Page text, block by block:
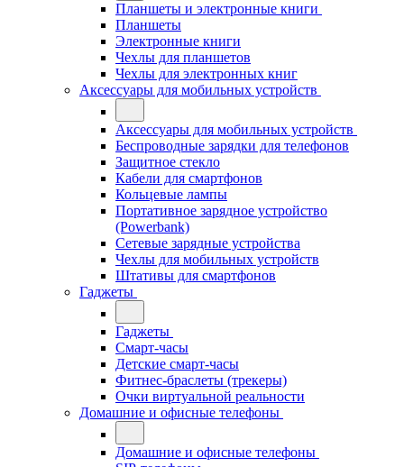
Планшеты и электронные книги
Планшеты
Электронные книги
Чехлы для планшетов
Чехлы для электронных книг
Аксессуары для мобильных устройств
Аксессуары для мобильных устройств
Беспроводные зарядки для телефонов
Защитное стекло
Кабели для смартфонов
Кольцевые лампы
Портативное зарядное устройство
(Powerbank)
Сетевые зарядные устройства
Чехлы для мобильных устройств
Штативы для смартфонов
Гаджеты
Гаджеты
Смарт-часы
Детские смарт-часы
Фитнес-браслеты (трекеры)
Очки виртуальной реальности
Домашние и офисные телефоны
Домашние и офисные телефоны